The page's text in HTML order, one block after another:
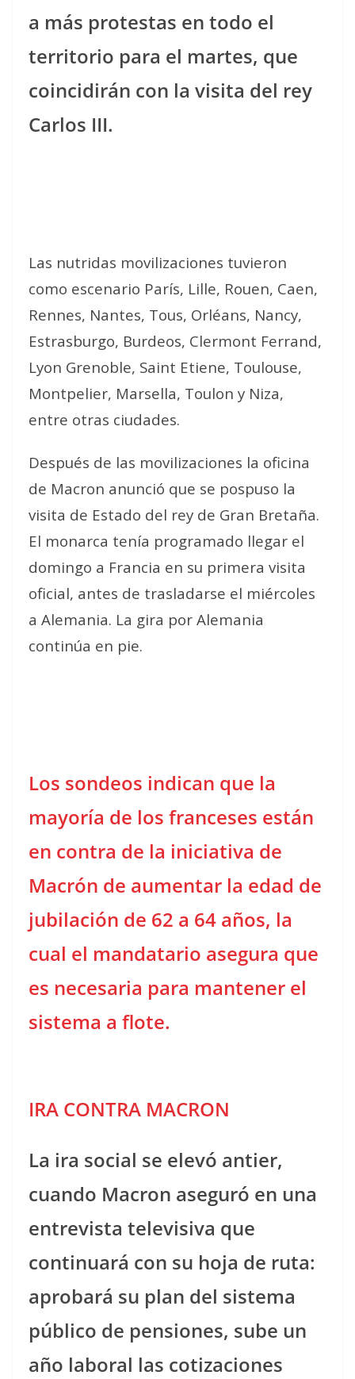
a más protestas en todo el
territorio para el martes, que
coincidirán con la visita del rey
Carlos III.
Las nutridas movilizaciones tuvieron
como escenario París, Lille, Rouen, Caen,
Rennes, Nantes, Tous, Orléans, Nancy,
Estrasburgo, Burdeos, Clermont Ferrand,
Lyon Grenoble, Saint Etiene, Toulouse,
Montpelier, Marsella, Toulon y Niza,
entre otras ciudades.
Después de las movilizaciones la oficina
de Macron anunció que se pospuso la
visita de Estado del rey de Gran Bretaña.
El monarca tenía programado llegar el
domingo a Francia en su primera visita
oficial, antes de trasladarse el miércoles
a Alemania. La gira por Alemania
continúa en pie.
Los sondeos indican que la
mayoría de los franceses están
en contra de la iniciativa de
Macrón de aumentar la edad de
jubilación de 62 a 64 años, la
cual el mandatario asegura que
es necesaria para mantener el
sistema a flote.
IRA CONTRA MACRON
La ira social se elevó antier,
cuando Macron aseguró en una
entrevista televisiva que
continuará con su hoja de ruta:
aprobará su plan del sistema
público de pensiones, sube un
año laboral las cotizaciones